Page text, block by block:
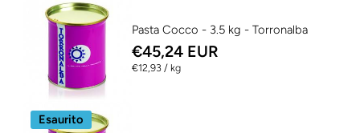
Pasta Cocco - 3.5 kg - Torronalba
€45,24 EUR
€12,93 / per
kg
Esaurito